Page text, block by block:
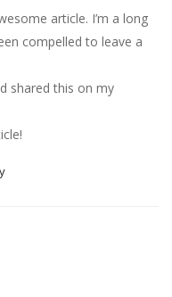
article. I’m a long
compelled to leave a
shared this on my